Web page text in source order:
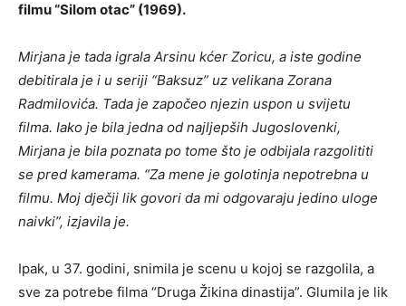
filmu “Silom otac” (1969).
Mirjana je tada igrala Arsinu kćer Zoricu, a iste godine
debitirala je i u seriji “Baksuz” uz velikana Zorana
Radmilovića. Tada je započeo njezin uspon u svijetu
filma. Iako je bila jedna od najljepših Jugoslovenki,
Mirjana je bila poznata po tome što je odbijala razgolititi
se pred kamerama. “Za mene je golotinja nepotrebna u
filmu. Moj dječji lik govori da mi odgovaraju jedino uloge
naivki”, izjavila je.
Ipak, u 37. godini, snimila je scenu u kojoj se razgolila, a
sve za potrebe filma “Druga Žikina dinastija”. Glumila je lik